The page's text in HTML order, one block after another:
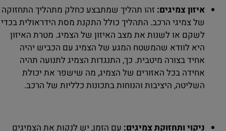
איזון צמיגים: זהו תהליך שמתבצע כחלק מתהליך התחזוקה
של צמיגי הרכב. התהליך כולל התקנת מסת הידראולית בכדי
לשקם או לשנות את מצב האיזון של הצמיג. מטרת האיזון
היא לוודא שהמשטח המגע של הצמיג עם הכביש יהיה
אחיד בצורה מיטבית. כך, התנגדות הצמיג לתנועה תהיה
אחידה בכל האזורים של הצמיג, מה שישפר את יכולת
השליטה, היציבות והנוחות בתכונות כלליות של הרכב.
ניקוי ותחזוקת צמיגים: עם הזמן, יש לנקות את הצמיגים